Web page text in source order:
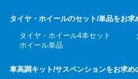
タイヤ・ホイールのセット/単品をお求
タイヤ・ホイール4本セット
ホイール単品
車高調キット/サスペンションをお求め